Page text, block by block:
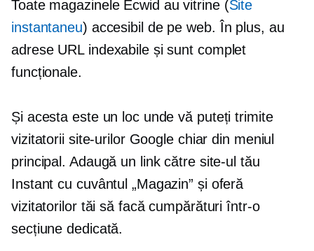
Toate magazinele Ecwid au vitrine (Site
instantaneu) accesibil de pe web. În plus, au
adrese URL indexabile și sunt complet
funcționale.
Și acesta este un loc unde vă puteți trimite
vizitatorii site-urilor Google chiar din meniul
principal. Adaugă un link către site-ul tău
Instant cu cuvântul „Magazin” și oferă
vizitatorilor tăi să facă cumpărături într-o
secțiune dedicată.